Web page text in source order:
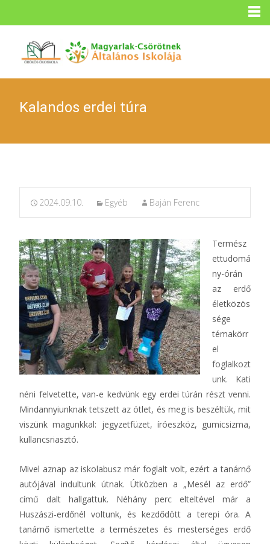
Kalandos erdei túra
2024.09.10. Egyéb Baján Ferenc
Termész
ettudomá
ny-órán
az erdő
életközös
sége
témakörr
el
foglalkozt
unk. Kati
néni felvetette, van-e kedvünk egy erdei túrán részt venni.
Mindannyiunknak tetszett az ötlet, és meg is beszéltük, mit
viszünk magunkkal: jegyzetfüzet, íróeszköz, gumicsizma,
kullancsriasztó.
Mivel aznap az iskolabusz már foglalt volt, ezért a tanárnő
autójával indultunk útnak. Útközben a „Mesél az erdő”
című dalt hallgattuk. Néhány perc elteltével már a
Huszászi-erdőnél voltunk, és kezdődött a terepi óra. A
tanárnő ismertette a természetes és mesterséges erdő